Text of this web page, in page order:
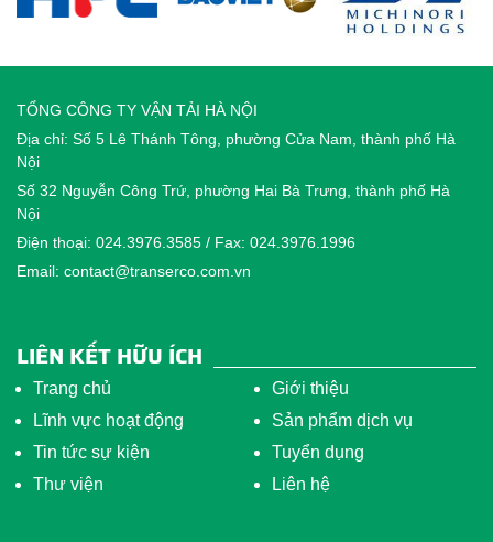
TỔNG CÔNG TY VẬN TẢI HÀ NỘI
Địa chỉ: Số 5 Lê Thánh Tông, phường Cửa Nam, thành phố Hà
Nội
Số 32 Nguyễn Công Trứ, phường Hai Bà Trưng, thành phố Hà
Nội
Điện thoại: 024.3976.3585 / Fax: 024.3976.1996
Email: contact@transerco.com.vn
LIÊN KẾT HỮU ÍCH
Trang chủ
Giới thiệu
Lĩnh vực hoạt động
Sản phẩm dịch vụ
Tin tức sự kiện
Tuyển dụng
Thư viện
Liên hệ